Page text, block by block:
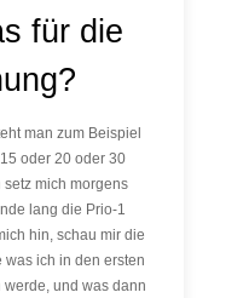
für die
man zum Beispiel
oder 20 oder 30
setz mich morgens
lang die Prio-1
hin, schau mir die
was ich in den ersten
und was dann